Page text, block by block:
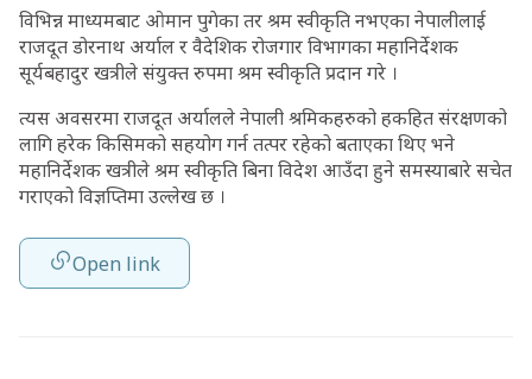
विभिन्न माध्यमबाट ओमान पुगेका तर श्रम स्वीकृति नभएका नेपालीलाई
राजदूत डोरनाथ अर्याल र वैदेशिक रोजगार विभागका महानिर्देशक
सूर्यबहादुर खत्रीले संयुक्त रुपमा श्रम स्वीकृति प्रदान गरे ।
त्यस अवसरमा राजदूत अर्यालले नेपाली श्रमिकहरुको हकहित संरक्षणको
लागि हरेक किसिमको सहयोग गर्न तत्पर रहेको बताएका थिए भने
महानिर्देशक खत्रीले श्रम स्वीकृति बिना विदेश आउँदा हुने समस्याबारे सचेत
गराएको विज्ञप्तिमा उल्लेख छ ।
Open link